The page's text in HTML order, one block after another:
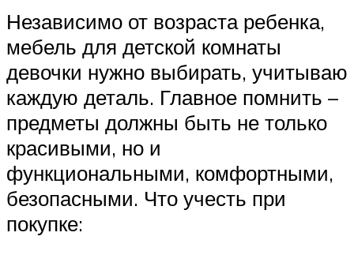
Независимо от возраста ребенка,
мебель для детской комнаты
девочки нужно выбирать, учитываю
каждую деталь. Главное помнить –
предметы должны быть не только
красивыми, но и
функциональными, комфортными,
безопасными. Что учесть при
покупке: